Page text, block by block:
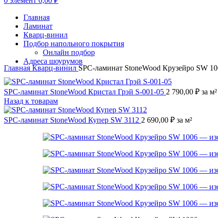
Главная
Ламинат
Кварц-винил
Подбор напольного покрытия
Онлайн подбор
Адреса шоурумов
Главная Кварц-винил SPC-ламинат StoneWood Крузейро SW
SPC-ламинат StoneWood Кристал Грэй S-001-05 2 790,00 ₽ за м²
Назад к товарам
SPC-ламинат StoneWood Купер SW 3112 2 690,00 ₽ за м²